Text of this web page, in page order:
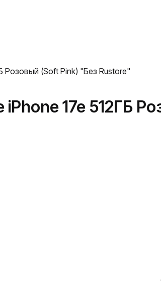
Розовый (Soft Pink) "Без Rustore"
17e 512ГБ